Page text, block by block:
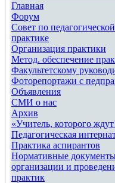
Главная
Форум
Совет по педагогической
практике
Организация практики
Метод. обеспечение
Факультетскому
Фоторепортажи с
Объявления
СМИ о нас
Архив
«Учитель, которого
Педагогическая
Практика аспирантов
Нормативные
организации и
практик